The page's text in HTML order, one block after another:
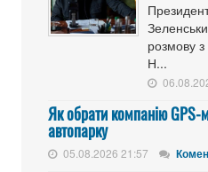
розмову
Н...
Як обрати компанію GPS-
автопарку
05.08.2026 21:57